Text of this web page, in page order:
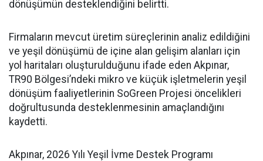
dönüşümün desteklendiğini belirtti.
Firmaların mevcut üretim süreçlerinin analiz edildiğini
ve yeşil dönüşümü de içine alan gelişim alanları için
yol haritaları oluşturulduğunu ifade eden Akpınar,
TR90 Bölgesi’ndeki mikro ve küçük işletmelerin yeşil
dönüşüm faaliyetlerinin SoGreen Projesi öncelikleri
doğrultusunda desteklenmesinin amaçlandığını
kaydetti.
Akpınar, 2026 Yılı Yeşil İvme Destek Programı